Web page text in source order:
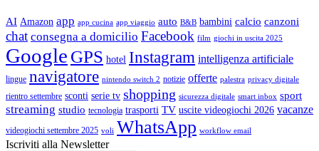
AI Amazon app app cucina app viaggio auto B&B bambini calcio canzoni
chat consegna a domicilio Facebook film giochi in uscita 2025
Google GPS hotel Instagram intelligenza artificiale
lingue navigatore nintendo switch 2 notizie offerte palestra privacy digitale
rientro settembre sconti serie tv shopping sicurezza digitale smart inbox sport
streaming studio tecnologia trasporti TV uscite videogiochi 2026 vacanze
videogiochi settembre 2025 voli WhatsApp workflow email
Iscriviti alla Newsletter